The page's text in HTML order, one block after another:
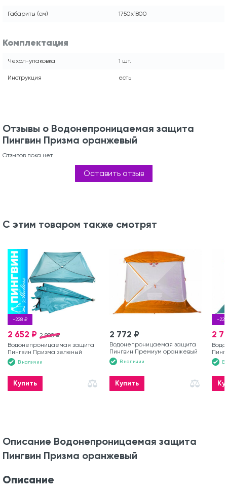
Габариты (см) 1750х1800
Комплектация
Чехол-упаковка 1 шт.
Инструкция есть
Отзывы о Водонепроницаемая защита
Пингвин Призма оранжевый
Отзывов пока нет
Оставить отзыв
С этим товаром также смотрят
-228 ₽
2 880 ₽
2 652 ₽
Водонепроницаемая защита
Пингвин Призма зеленый
В наличии
Купить
2 772 ₽
Водонепроницаемая защита
Пингвин Премиум оранжевый
В наличии
Купить
-
2
В
Описание Водонепроницаемая защита
Пингвин Призма оранжевый
Описание